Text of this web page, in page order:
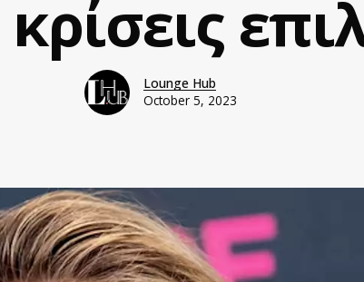
Lounge Hub
October 5, 2023